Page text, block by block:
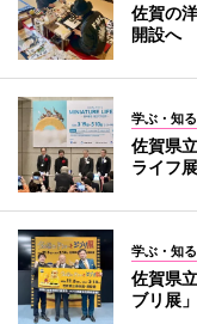
佐賀の
開設へ
学ぶ・知る
佐賀県
ライフ
学ぶ・知る
佐賀県
ブリ展